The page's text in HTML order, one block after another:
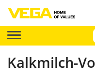
Kalkmilch-